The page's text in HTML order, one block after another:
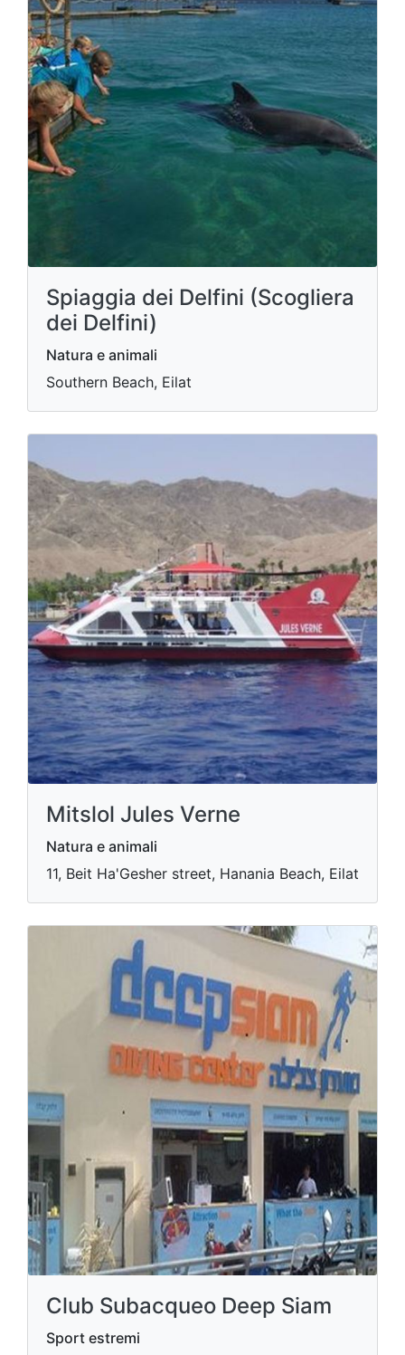
Spiaggia dei Delfini (Scogliera
dei Delfini)
Natura e animali
Southern Beach, Eilat
Mitslol Jules Verne
Natura e animali
11, Beit Ha'Gesher street, Hanania Beach, Eilat
Club Subacqueo Deep Siam
Sport estremi